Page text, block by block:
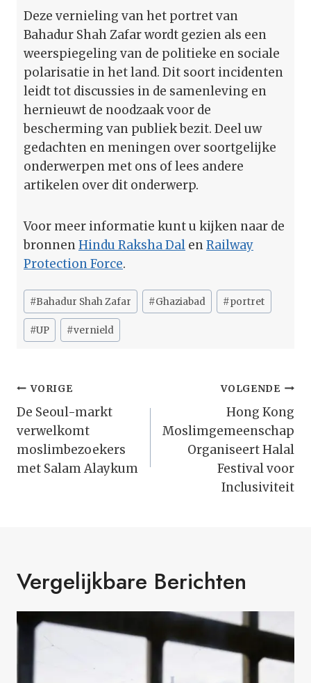
Deze vernieling van het portret van
Bahadur Shah Zafar wordt gezien als een
weerspiegeling van de politieke en sociale
polarisatie in het land. Dit soort incidenten
leidt tot discussies in de samenleving en
hernieuwt de noodzaak voor de
bescherming van publiek bezit. Deel uw
gedachten en meningen over soortgelijke
onderwerpen met ons of lees andere
artikelen over dit onderwerp.
Voor meer informatie kunt u kijken naar de
bronnenHindu Raksha Dal enRailway
Protection Force.
Bericht
tags:
#Bahadur Shah Zafar #Ghaziabad #portret
#UP #vernield
Bericht
Navigatie
VORIGE
De Seoul-markt
verwelkomt
moslimbezoekers
met Salam Alaykum
VOLGENDE
Hong Kong
Moslimgemeenschap
Organiseert Halal
Festival voor
Inclusiviteit
Vergelijkbare Berichten